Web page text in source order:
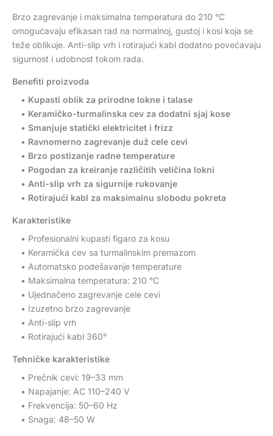
Brzo zagrevanje i maksimalna temperatura do 210 °C
omogućavaju efikasan rad na normalnoj, gustoj i kosi koja se
teže oblikuje. Anti-slip vrh i rotirajući kabl dodatno povećavaju
sigurnost i udobnost tokom rada.
Benefiti proizvoda
• Kupasti oblik za prirodne lokne i talase
• Keramičko-turmalinska cev za dodatni sjaj kose
• Smanjuje statički elektricitet i frizz
• Ravnomerno zagrevanje duž cele cevi
• Brzo postizanje radne temperature
• Pogodan za kreiranje različitih veličina lokni
• Anti-slip vrh za sigurnije rukovanje
• Rotirajući kabl za maksimalnu slobodu pokreta
Karakteristike
• Profesionalni kupasti figaro za kosu
• Keramička cev sa turmalinskim premazom
• Automatsko podešavanje temperature
• Maksimalna temperatura: 210 °C
• Ujednačeno zagrevanje cele cevi
• Izuzetno brzo zagrevanje
• Anti-slip vrh
• Rotirajući kabl 360°
Tehničke karakteristike
• Prečnik cevi: 19–33 mm
• Napajanje: AC 110–240 V
• Frekvencija: 50–60 Hz
• Snaga: 48–50 W